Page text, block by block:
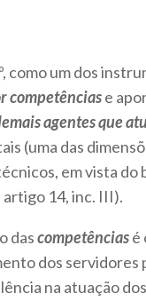
como um dos
competênciase
agentes que
(uma das
em vista do
14, inc. III).
dascompetênciasé
dos servidores
na atuação